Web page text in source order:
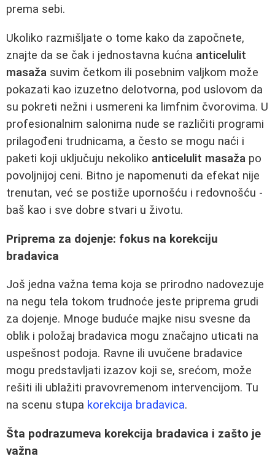
prema sebi.
Ukoliko razmišljate o tome kako da započnete,
znajte da se čak i jednostavna kućna anticelulit
masaža suvim četkom ili posebnim valjkom može
pokazati kao izuzetno delotvorna, pod uslovom da
su pokreti nežni i usmereni ka limfnim čvorovima. U
profesionalnim salonima nude se različiti programi
prilagođeni trudnicama, a često se mogu naći i
paketi koji uključuju nekoliko anticelulit masaža po
povoljnijoj ceni. Bitno je napomenuti da efekat nije
trenutan, već se postiže upornošću i redovnošću -
baš kao i sve dobre stvari u životu.
Priprema za dojenje: fokus na korekciju
bradavica
Još jedna važna tema koja se prirodno nadovezuje
na negu tela tokom trudnoće jeste priprema grudi
za dojenje. Mnoge buduće majke nisu svesne da
oblik i položaj bradavica mogu značajno uticati na
uspešnost podoja. Ravne ili uvučene bradavice
mogu predstavljati izazov koji se, srećom, može
rešiti ili ublažiti pravovremenom intervencijom. Tu
na scenu stupa korekcija bradavica.
Šta podrazumeva korekcija bradavica i zašto je
važna